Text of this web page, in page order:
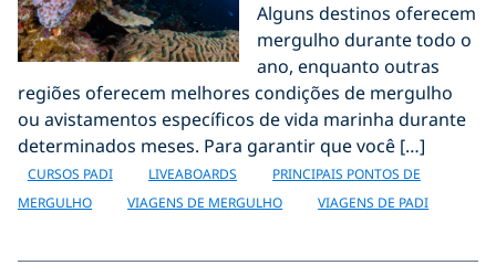
Alguns destinos oferecem
mergulho durante todo o
ano, enquanto outras
regiões oferecem melhores condições de mergulho
ou avistamentos específicos de vida marinha durante
determinados meses. Para garantir que você […]
CURSOS PADI LIVEABOARDS
PRINCIPAIS PONTOS DE
MERGULHO
VIAGENS DE MERGULHO VIAGENS DE PADI